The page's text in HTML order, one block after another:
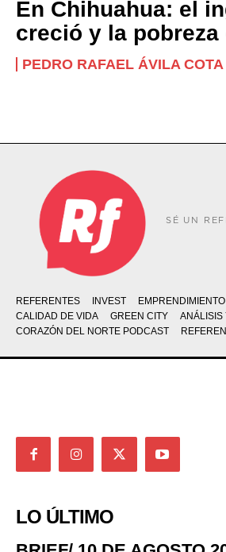
En Chihuahua: el
creció y la pobreza
PEDRO RAFAEL ÁVILA COTA
SÉ UN
REFERENTES INVEST EMPRENDIMIENTO
CALIDAD DE VIDA
GREEN CITY
ANÁLISIS
CORAZÓN DEL NORTE PODCAST
LO ÚLTIMO